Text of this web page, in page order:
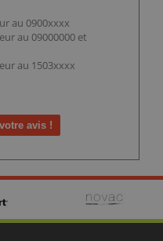
au 0900xxxx
au 09000000 et
au 1503xxxx
avis !